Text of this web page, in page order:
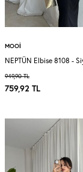
MOOI
NEPTÜN Elbise 8108 -
949,90TL
759,92 TL